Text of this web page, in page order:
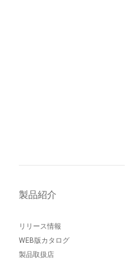
製品紹介
リリース情報
WEB版カタログ
製品取扱店